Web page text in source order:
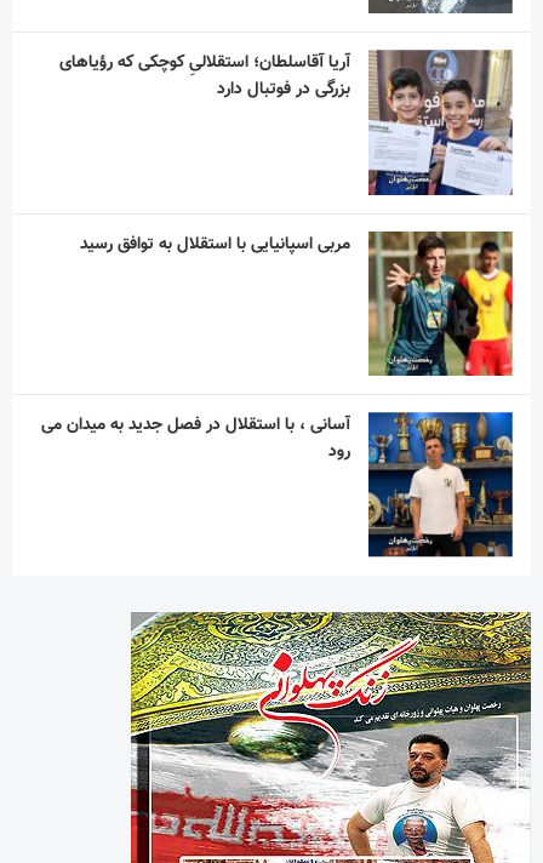
آریا آقاسلطان؛ استقلالیِ کوچکی که رؤیاهای
بزرگی در فوتبال دارد
مربی اسپانیایی با استقلال به توافق رسید
آسانی ، با استقلال در فصل جدید به میدان می
رود